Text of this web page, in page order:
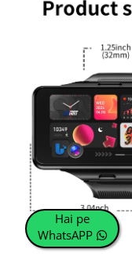
Hai pe
WhatsAPP